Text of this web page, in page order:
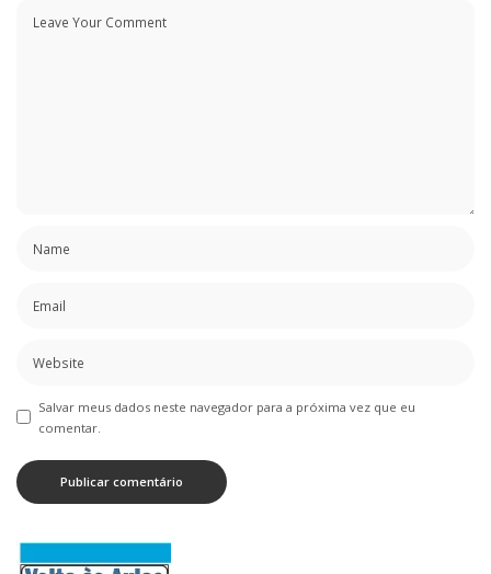
Salvar meus dados neste navegador para a próxima vez que eu
comentar.